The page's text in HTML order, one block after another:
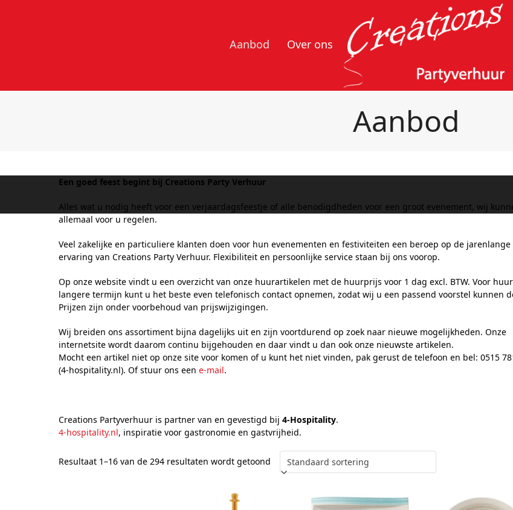
Aanbod Over ons
Aanbod
Een goed feest begint bij Creations Party Verhuur
Alles wat u nodig heeft voor een verjaardagsfeestje of alle benodigdheden voor een groot evenement, wij
allemaal voor u regelen.
Veel zakelijke en particuliere klanten doen voor hun evenementen en festiviteiten een beroep op de jarenlange
ervaring van Creations Party Verhuur. Flexibiliteit en persoonlijke service staan bij ons voorop.
Op onze website vindt u een overzicht van onze huurartikelen met de huurprijs voor 1 dag excl. BTW. Voor
langere termijn kunt u het beste even telefonisch contact opnemen, zodat wij u een passend voorstel kunnen
Prijzen zijn onder voorbehoud van prijswijzigingen.
Wij breiden ons assortiment bijna dagelijks uit en zijn voortdurend op zoek naar nieuwe mogelijkheden. Onze
internetsite wordt daarom continu bijgehouden en daar vindt u dan ook onze nieuwste artikelen.
Mocht een artikel niet op onze site voor komen of u kunt het niet vinden, pak gerust de telefoon en bel: 0515
(4-hospitality.nl). Of stuur ons een e-mail.
Creations Partyverhuur is partner van en gevestigd bij 4-Hospitality.
4-hospitality.nl, inspiratie voor gastronomie en gastvrijheid.
Resultaat 1–16 van de 294 resultaten wordt getoond